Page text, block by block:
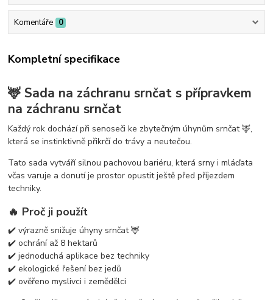
Komentáře 0
Kompletní specifikace
🦌 Sada na záchranu srnčat s přípravkem
na záchranu srnčat
Každý rok dochází při senoseči ke zbytečným úhynům srnčat 🦌,
která se instinktivně přikrčí do trávy a neutečou.
Tato sada vytváří silnou pachovou bariéru, která srny i mláďata
včas varuje a donutí je prostor opustit ještě před příjezdem
techniky.
🔥 Proč ji použít
✔️ výrazně snižuje úhyny srnčat 🦌
✔️ ochrání až 8 hektarů
✔️ jednoduchá aplikace bez techniky
✔️ ekologické řešení bez jedů
✔️ ověřeno myslivci i zemědělci